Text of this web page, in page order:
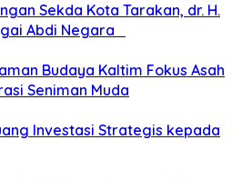
Sekda Kota Tarakan, dr. H.
Abdi Negara
Budaya Kaltim Fokus Asah
Seniman Muda
Investasi Strategis kepada